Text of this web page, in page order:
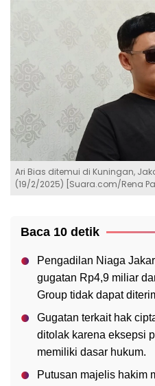
Ari Bias ditemui di Kuningan,
(19/2/2025) [Suara.com/Rena
Baca 10 detik
Pengadilan Niaga
gugatan Rp4,9 miliar
Group tidak dapat
Gugatan terkait hak
ditolak karena eksepsi
memiliki dasar hukum.
Putusan majelis hakim